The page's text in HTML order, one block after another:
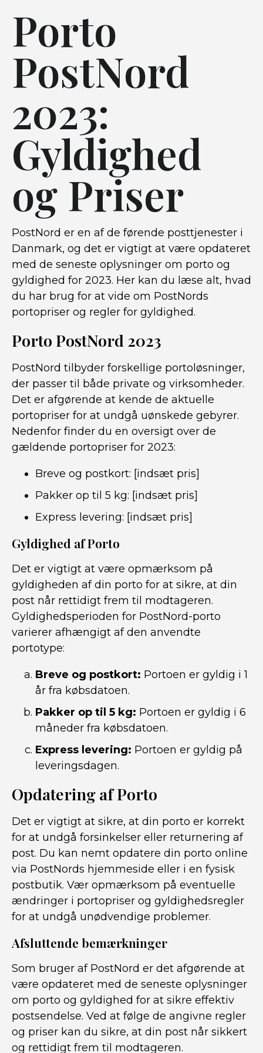
Porto
PostNord
2023:
Gyldighed
og Priser
PostNord er en af de førende posttjenester i
Danmark, og det er vigtigt at være opdateret
med de seneste oplysninger om porto og
gyldighed for 2023. Her kan du læse alt, hvad
du har brug for at vide om PostNords
portopriser og regler for gyldighed.
Porto PostNord 2023
PostNord tilbyder forskellige portoløsninger,
der passer til både private og virksomheder.
Det er afgørende at kende de aktuelle
portopriser for at undgå uønskede gebyrer.
Nedenfor finder du en oversigt over de
gældende portopriser for 2023:
Breve og postkort: [indsæt pris]
Pakker op til 5 kg: [indsæt pris]
Express levering: [indsæt pris]
Gyldighed af Porto
Det er vigtigt at være opmærksom på
gyldigheden af din porto for at sikre, at din
post når rettidigt frem til modtageren.
Gyldighedsperioden for PostNord-porto
varierer afhængigt af den anvendte
portotype:
Breve og postkort: Portoen er gyldig i 1
år fra købsdatoen.
Pakker op til 5 kg: Portoen er gyldig i 6
måneder fra købsdatoen.
Express levering: Portoen er gyldig på
leveringsdagen.
Opdatering af Porto
Det er vigtigt at sikre, at din porto er korrekt
for at undgå forsinkelser eller returnering af
post. Du kan nemt opdatere din porto online
via PostNords hjemmeside eller i en fysisk
postbutik. Vær opmærksom på eventuelle
ændringer i portopriser og gyldighedsregler
for at undgå unødvendige problemer.
Afsluttende bemærkninger
Som bruger af PostNord er det afgørende at
være opdateret med de seneste oplysninger
om porto og gyldighed for at sikre effektiv
postsendelse. Ved at følge de angivne regler
og priser kan du sikre, at din post når sikkert
og rettidigt frem til modtageren.